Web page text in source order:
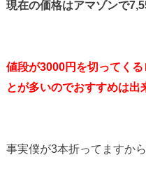
現在の価格はアマゾンで
値段が3000円を切ってく
とが多いのでおすすめは出
事実僕が3本折ってますか